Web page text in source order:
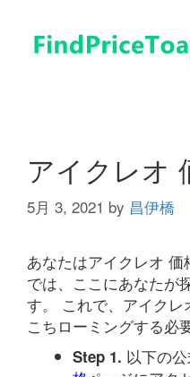
アイクレオ
5月 3, 2021 by 昌伊橋
あなたはアイクレオ
では、ここにあなたが
す。 これで、アイク
こちローミングする必
Step 1. 以下の